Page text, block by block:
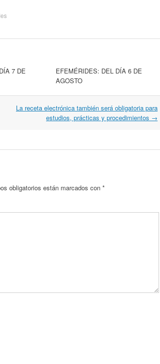
7 DE
EFEMÉRIDES: DEL DÍA 6 DE
AGOSTO
La receta electrónica también será obligatoria para
estudios, prácticas y procedimientos →
obligatorios están marcados con *